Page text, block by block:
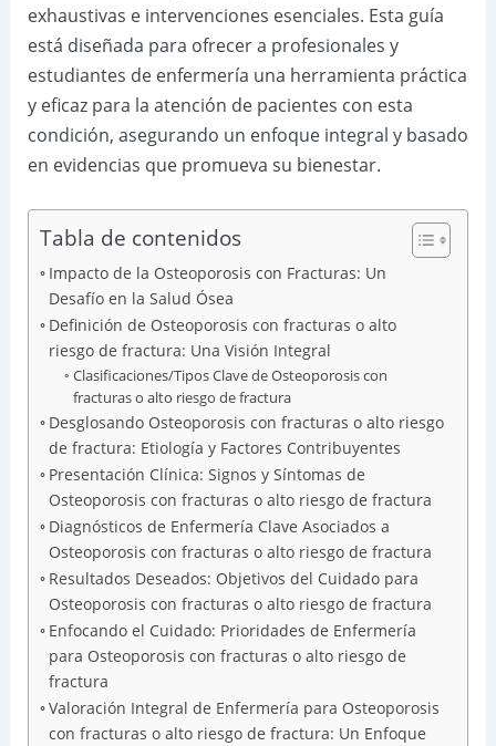
exhaustivas e intervenciones esenciales. Esta guía
está diseñada para ofrecer a profesionales y
estudiantes de enfermería una herramienta práctica
y eficaz para la atención de pacientes con esta
condición, asegurando un enfoque integral y basado
en evidencias que promueva su bienestar.
Tabla de contenidos
Impacto de la Osteoporosis con Fracturas: Un
Desafío en la Salud Ósea
Definición de Osteoporosis con fracturas o alto
riesgo de fractura: Una Visión Integral
Clasificaciones/Tipos Clave de Osteoporosis con
fracturas o alto riesgo de fractura
Desglosando Osteoporosis con fracturas o alto riesgo
de fractura: Etiología y Factores Contribuyentes
Presentación Clínica: Signos y Síntomas de
Osteoporosis con fracturas o alto riesgo de fractura
Diagnósticos de Enfermería Clave Asociados a
Osteoporosis con fracturas o alto riesgo de fractura
Resultados Deseados: Objetivos del Cuidado para
Osteoporosis con fracturas o alto riesgo de fractura
Enfocando el Cuidado: Prioridades de Enfermería
para Osteoporosis con fracturas o alto riesgo de
fractura
Valoración Integral de Enfermería para Osteoporosis
con fracturas o alto riesgo de fractura: Un Enfoque